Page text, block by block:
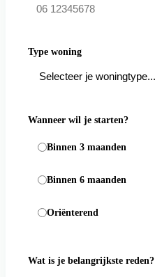
Type woning
Wanneer wil je starten?
Binnen 3 maanden
Binnen 6 maanden
Oriënterend
Wat is je belangrijkste reden?